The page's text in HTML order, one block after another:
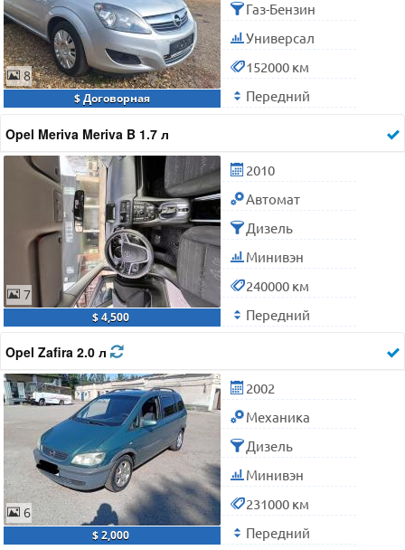
8
$ Договорная
Газ-Бензин
Универсал
152000 км
Передний
Opel Meriva Meriva B 1.7 л
7
$ 4,500
2010
Автомат
Дизель
Минивэн
240000 км
Передний
Opel Zafira 2.0 л
6
$ 2,000
2002
Механика
Дизель
Минивэн
231000 км
Передний